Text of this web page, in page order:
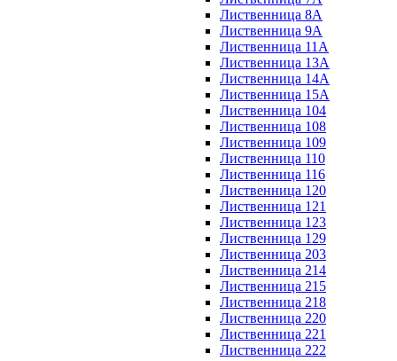
Лиственница 8А
Лиственница 9А
Лиственница 11А
Лиственница 13А
Лиственница 14А
Лиственница 15А
Лиственница 104
Лиственница 108
Лиственница 109
Лиственница 110
Лиственница 116
Лиственница 120
Лиственница 121
Лиственница 123
Лиственница 129
Лиственница 203
Лиственница 214
Лиственница 215
Лиственница 218
Лиственница 220
Лиственница 221
Лиственница 222